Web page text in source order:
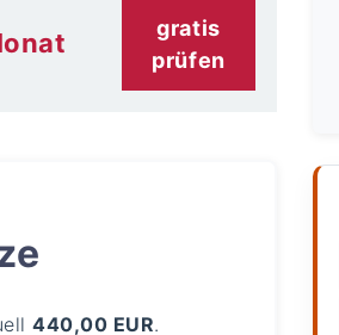
gratis
prüfen
440,00 EUR.